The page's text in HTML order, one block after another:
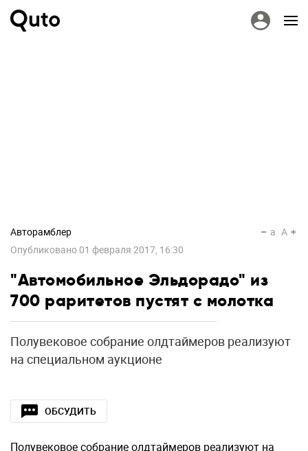
Авторамблер
Опубликовано 01 февраля 2017, 16:30
a A
"Автомобильное Эльдорадо" из
700 раритетов пустят с молотка
Полувековое собрание олдтаймеров реализуют
на специальном аукционе
ОБСУДИТЬ
Полувековое собрание олдтаймеров реализуют на